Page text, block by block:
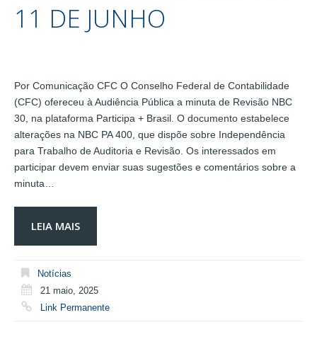
11 DE JUNHO
Por Comunicação CFC O Conselho Federal de Contabilidade
(CFC) ofereceu à Audiência Pública a minuta de Revisão NBC
30, na plataforma Participa + Brasil. O documento estabelece
alterações na NBC PA 400, que dispõe sobre Independência
para Trabalho de Auditoria e Revisão. Os interessados em
participar devem enviar suas sugestões e comentários sobre a
minuta…
LEIA MAIS
Notícias
21 maio, 2025
Link Permanente